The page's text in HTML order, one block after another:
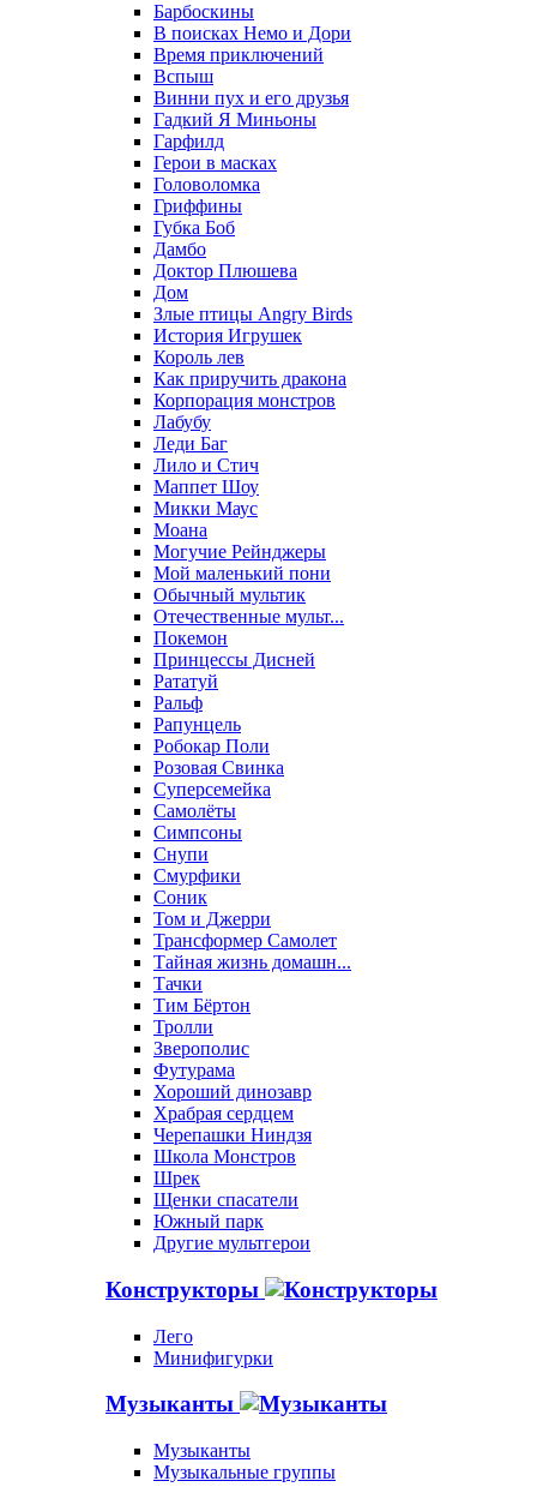
Барбоскины
В поисках Немо и Дори
Время приключений
Вспыш
Винни пух и его друзья
Гадкий Я Миньоны
Гарфилд
Герои в масках
Головоломка
Гриффины
Губка Боб
Дамбо
Доктор Плюшева
Дом
Злые птицы Angry Birds
История Игрушек
Король лев
Как приручить дракона
Корпорация монстров
Лабубу
Леди Баг
Лило и Стич
Маппет Шоу
Микки Маус
Моана
Могучие Рейнджеры
Мой маленький пони
Обычный мультик
Отечественные мульт...
Покемон
Принцессы Дисней
Рататуй
Ральф
Рапунцель
Робокар Поли
Розовая Свинка
Суперсемейка
Самолёты
Симпсоны
Снупи
Смурфики
Соник
Том и Джерри
Трансформер Самолет
Тайная жизнь домашн...
Тачки
Тим Бёртон
Тролли
Зверополис
Футурама
Хороший динозавр
Храбрая сердцем
Черепашки Ниндзя
Школа Монстров
Шрек
Щенки спасатели
Южный парк
Другие мультгерои
Конструкторы
Лего
Минифигурки
Музыканты
Музыканты
Музыкальные группы